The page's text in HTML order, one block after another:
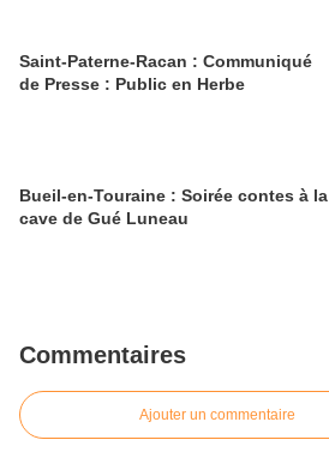
Saint-Paterne-Racan : Communiqué
de Presse : Public en Herbe
Bueil-en-Touraine : Soirée contes à la
cave de Gué Luneau
Commentaires
Ajouter un commentaire